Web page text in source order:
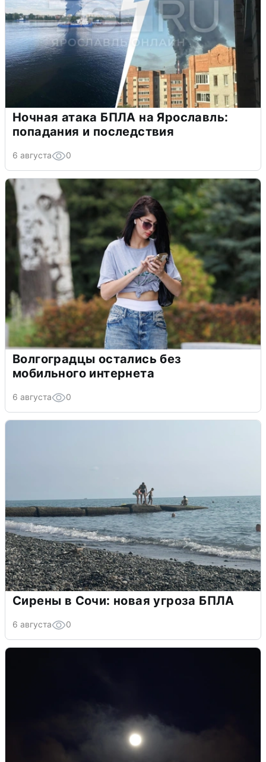
Ночная атака БПЛА на Ярославль:
попадания и последствия
6 августа 0
Волгоградцы остались без
мобильного интернета
6 августа 0
Сирены в Сочи: новая угроза БПЛА
6 августа 0